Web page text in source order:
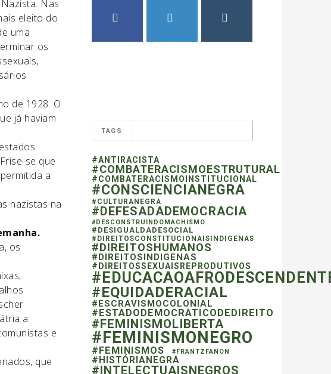
Nas
eleito do
uma
os
de 1928. O
já haviam
se que
a
nazistas na
os
a
e
que
TAGS
#ANTIRACISTA
#COMBATERACISMOESTRUTURAL
#COMBATERACISMOINSTITUCIONAL
#CONSCIENCIANEGRA
#CULTURANEGRA
#DEFESADADEMOCRACIA
#DESCONSTRUINDOMACHISMO
#DESIGUALDADESOCIAL
#DIREITOSCONSTITUCIONAISINDIGENAS
#DIREITOSHUMANOS
#DIREITOSINDIGENAS
#DIREITOSSEXUAISREPRODUTIVOS
#EQUIDADERACIAL
#ESCRAVISMOCOLONIAL
#ESTADODEMOCRATICODEDIREITO
#FEMINISMOLIBERTA
#FEMINISMONEGRO
#FEMINISMOS #FRANTZFANON
#HISTÓRIANEGRA
#INTELECTUAISNEGROS